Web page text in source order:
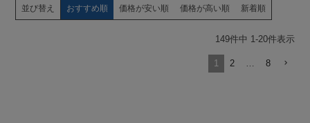
並び替え おすすめ順 価格が安い順 価格が高い順 新着順
149件中 1-20件表示
1 2 8